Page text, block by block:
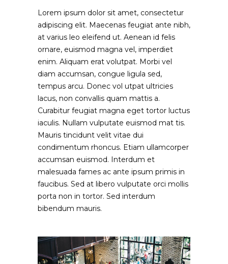
Lorem ipsum dolor sit amet, consectetur
adipiscing elit. Maecenas feugiat ante nibh,
at varius leo eleifend ut. Aenean id felis
ornare, euismod magna vel, imperdiet
enim. Aliquam erat volutpat. Morbi vel
diam accumsan, congue ligula sed,
tempus arcu. Donec vol utpat ultricies
lacus, non convallis quam mattis a.
Curabitur feugiat magna eget tortor luctus
iaculis. Nullam vulputate euismod mat tis.
Mauris tincidunt velit vitae dui
condimentum rhoncus. Etiam ullamcorper
accumsan euismod. Interdum et
malesuada fames ac ante ipsum primis in
faucibus. Sed at libero vulputate orci mollis
porta non in tortor. Sed interdum
bibendum mauris.